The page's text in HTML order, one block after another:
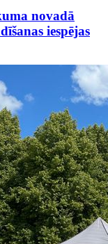
novadā
iespējas